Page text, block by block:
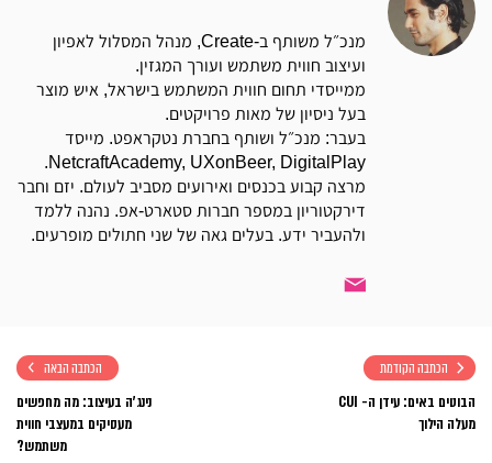
מנכ״ל משותף ב-Create, מנהל המסלול לאפיון
ועיצוב חווית משתמש ועורך המגזין.
ממייסדי תחום חווית המשתמש בישראל, איש מוצר
בעל ניסיון של מאות פרויקטים.
בעבר: מנכ״ל ושותף בחברת נטקראפט. מייסד
NetcraftAcademy, UXonBeer, DigitalPlay.
מרצה קבוע בכנסים ואירועים מסביב לעולם. יזם וחבר
דירקטוריון במספר חברות סטארט-אפ. נהנה ללמד
ולהעביר ידע. בעלים גאה של שני חתולים מופרעים.
הכתבה הקודמת
הבוטים באים: עידן ה- CUI
מעלה הילוך
הכתבה הבאה
נינג׳ה בעיצוב: מה מחפשים
מעסיקים במעצבי חווית
משתמש?